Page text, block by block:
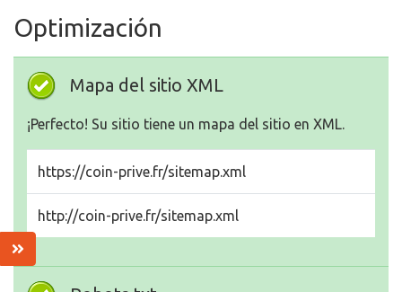
Optimización
Mapa del sitio XML
¡Perfecto! Su sitio tiene un mapa del sitio en XML.
https://coin-prive.fr/sitemap.xml
http://coin-prive.fr/sitemap.xml